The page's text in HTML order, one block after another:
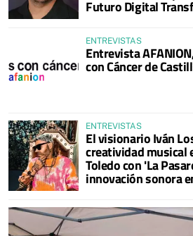
Futuro Digital
ENTREVISTAS
Entrevista
con Cáncer de
ENTREVISTAS
El visionario Iván
creatividad musical
Toledo con 'La
innovación sonora